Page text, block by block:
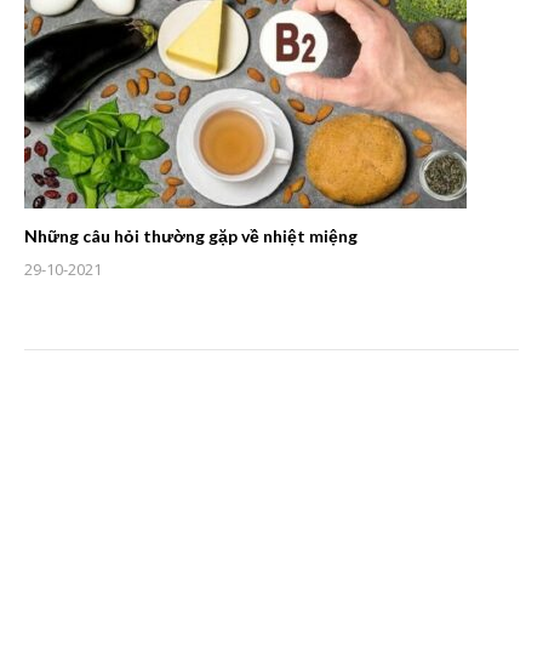
Những câu hỏi thường gặp về nhiệt miệng
29-10-2021